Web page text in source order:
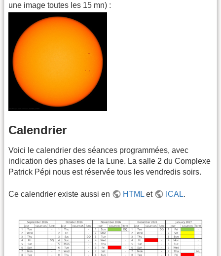
une image toutes les 15 mn) :
Calendrier
Voici le calendrier des séances programmées, avec
indication des phases de la Lune. La salle 2 du Complexe
Patrick Pépi nous est réservée tous les vendredis soirs.
Ce calendrier existe aussi en HTML et ICAL.